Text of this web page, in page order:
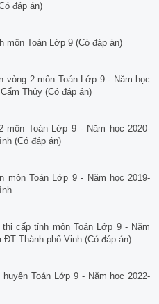
đáp án)
môn Toán Lớp 9 (Có đáp án)
vòng 2 môn Toán Lớp 9 - Năm học
Thủy (Có đáp án)
môn Toán Lớp 9 - Năm học 2020-
(Có đáp án)
môn Toán Lớp 9 - Năm học 2019-
cấp tỉnh môn Toán Lớp 9 - Năm
ĐT Thành phố Vinh (Có đáp án)
Toán Lớp 9 - Năm học 2022-